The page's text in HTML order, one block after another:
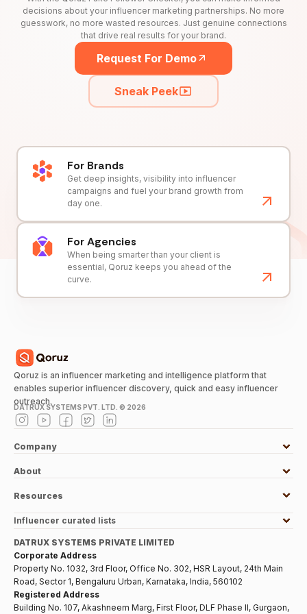
decisions about your influencer marketing partnerships. No more
guesswork, no more wasted resources. Just genuine connections
that drive real results for your brand.
Request For Demo
Sneak Peek
For Brands
Get deep insights, visibility into influencer
campaigns and fuel your brand growth from
day one.
For Agencies
When being smarter than your client is
essential, Qoruz keeps you ahead of the
curve.
Qoruz is an influencer marketing and intelligence platform that
enables superior influencer discovery, quick and easy influencer
outreach.
DATRUX SYSTEMS PVT. LTD. © 2026
Company
About
Resources
Influencer curated lists
DATRUX SYSTEMS PRIVATE LIMITED
Corporate Address
Property No. 1032, 3rd Floor, Office No. 302, HSR Layout, 24th Main
Road, Sector 1, Bengaluru Urban, Karnataka, India, 560102
Registered Address
Building No. 107, Akashneem Marg, First Floor, DLF Phase II, Gurgaon,